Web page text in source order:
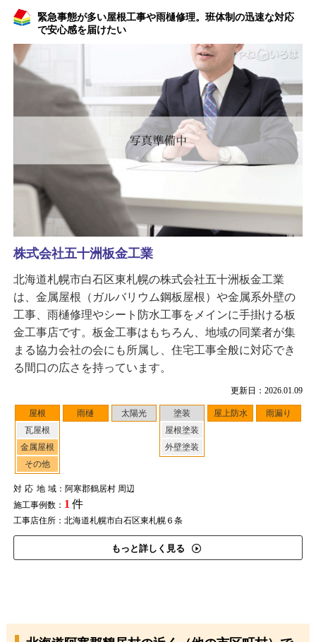
緊急事態が多い屋根工事や雨樋修理。班体制の迅速な対応
で安心感を届けたい
更新日：2026.01.09
屋根
瓦屋根
金属屋根
その他
雨樋 太陽光
塗装
屋根塗装
外壁塗装
屋上防水 雨漏り
対応地域：阿寒郡鶴居村 周辺
施工事例数： 1 件
工事店住所：北海道札幌市白石区東札幌６条
もっと詳しく見る
株式会社五十洲板金工業
北海道札幌市白石区東札幌の株式会社五十洲板金工業
は、金属屋根（ガルバリウム鋼板屋根）や金属系外壁の
工事、雨樋修理やシート防水工事をメインに手掛ける板
金工事店です。板金工事はもちろん、地域の同業者が集
まる協力会社の会にも所属し、住宅工事全般に対応でき
る間口の広さを持っています。